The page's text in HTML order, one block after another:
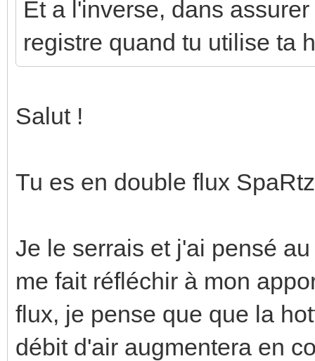
Et a l'inverse, dans
registre quand tu utilise ta
Salut !
Tu es en double flux
Je le serrais et j'ai pensé
me fait réfléchir à mon
flux, je pense que que la
débit d'air augmentera en